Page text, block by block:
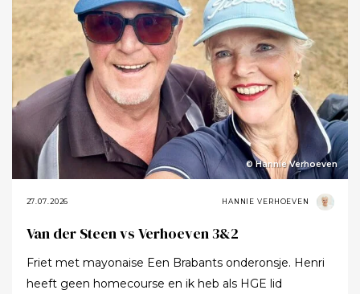
© Hannie Verhoeven
27.07.2026 HANNIE VERHOEVEN
Van der Steen vs Verhoeven 3&2
Friet met mayonaise Een Brabants onderonsje. Henri
heeft geen homecourse en ik heb als HGE lid